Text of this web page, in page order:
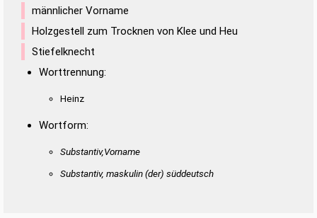
männlicher Vorname
Holzgestell zum Trocknen von Klee und Heu
Stiefelknecht
Worttrennung:
Heinz
Wortform:
Substantiv,Vorname
Substantiv, maskulin(der) süddeutsch